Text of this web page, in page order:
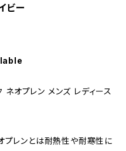
ビー
オプレン メンズ レディース
プレンとは耐熱性や耐寒性に